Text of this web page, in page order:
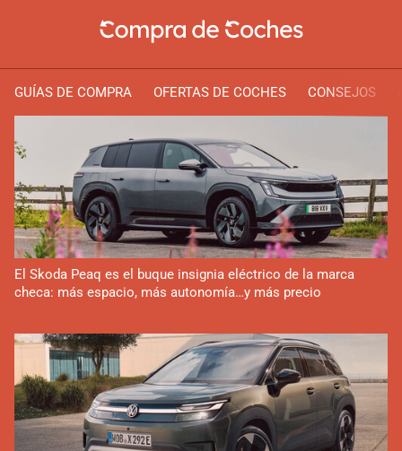
GUÍAS DE COMPRA OFERTAS DE COCHES CONSEJOS
El Skoda Peaq es el buque insignia eléctrico de la marca
checa: más espacio, más autonomía…y más precio